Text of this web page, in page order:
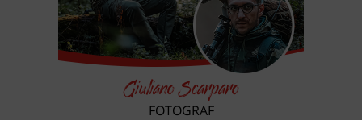
Giuliano Scarparo
FOTOGRAF